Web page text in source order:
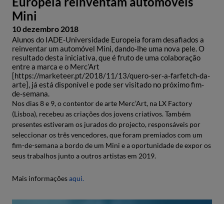
Mini
10 dezembro 2018
Alunos do IADE-Universidade Europeia foram desafiados a
reinventar um automóvel Mini, dando-lhe uma nova pele. O
resultado desta iniciativa, que é fruto de uma colaboração
entre a marca e o Merc’Art
[https://marketeer.pt/2018/11/13/quero-ser-a-farfetch-da-
arte], já está disponível e pode ser visitado no próximo fim-
de-semana.
Nos dias 8 e 9, o contentor de arte Merc’Art, na LX Factory
(Lisboa), recebeu as criações dos jovens criativos. Também
presentes estiveram os jurados do projecto, responsáveis por
seleccionar os três vencedores, que foram premiados com um
fim-de-semana a bordo de um Mini e a oportunidade de expor os
seus trabalhos junto a outros artistas em 2019.
Mais informaçõesaqui.